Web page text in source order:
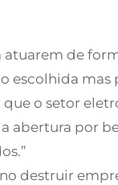
de
escolhida mas
o setor
abertura por
destruir